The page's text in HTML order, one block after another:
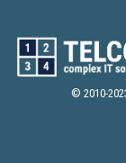
© 2010-